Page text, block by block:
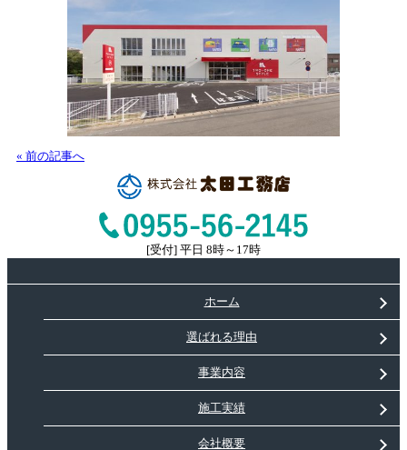
« 前の記事へ
[受付] 平日 8時～17時
ホーム
選ばれる理由
事業内容
施工実績
会社概要